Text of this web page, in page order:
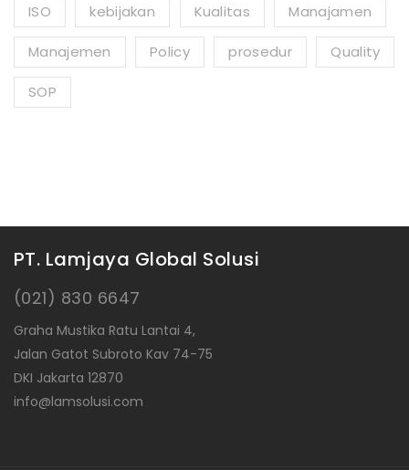
ISO kebijakan Kualitas Manajamen
Manajemen Policy prosedur Quality
SOP
PT. Lamjaya Global Solusi
(021) 830 6647
Graha Mustika Ratu Lantai 4,
Jalan Gatot Subroto Kav 74-75
DKI Jakarta 12870
info@lamsolusi.com